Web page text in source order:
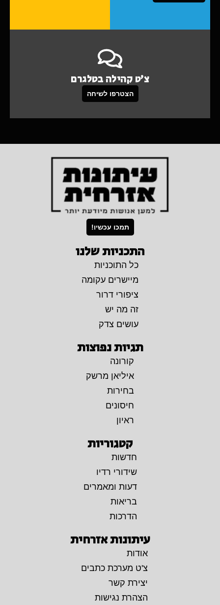
צ'ט קהילה בטלגרם
הצטרפו לשיחה
תמכו עכשיו!
התכניות שלנו
כל התוכניות
מיישרים עקומה
ציפורי דרור
זה מה יש
עושים צדק
תגיות נפוצות
קורונה
איליאן מרשק
בחירות
חיסונים
ראיון
קטגוריות
חדשות
שידורי רדיו
דעות ומאמרים
בריאות
הדרכות
עיתונות אזרחית
אודות
צ'ט מערכת כתבים
יצירת קשר
הצהרת נגישות